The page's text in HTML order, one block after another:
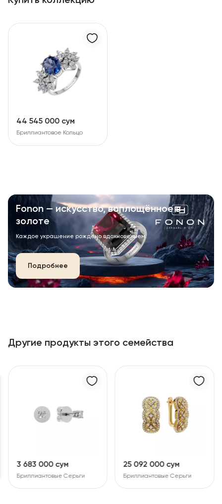
44 545 000 сум
Бриллиантовое Кольцо
Fonon — искусство, воплощённое в
золоте
Каждое украшение рождено вдохновением.
Подробнее
Другие продукты этого семейства
3 683 000 сум
Бриллиантовые Серьги
25 092 000 сум
Бриллиантовые Серьги